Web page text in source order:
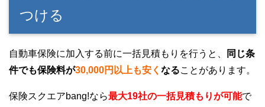
つける
自動車保険に加入する前に一括見積もりを行うと、
同じ条
件でも保険料が30,000円以上も安く なることがあります。
保険スクエアbang!なら最大19社の一括見積もりが可能で